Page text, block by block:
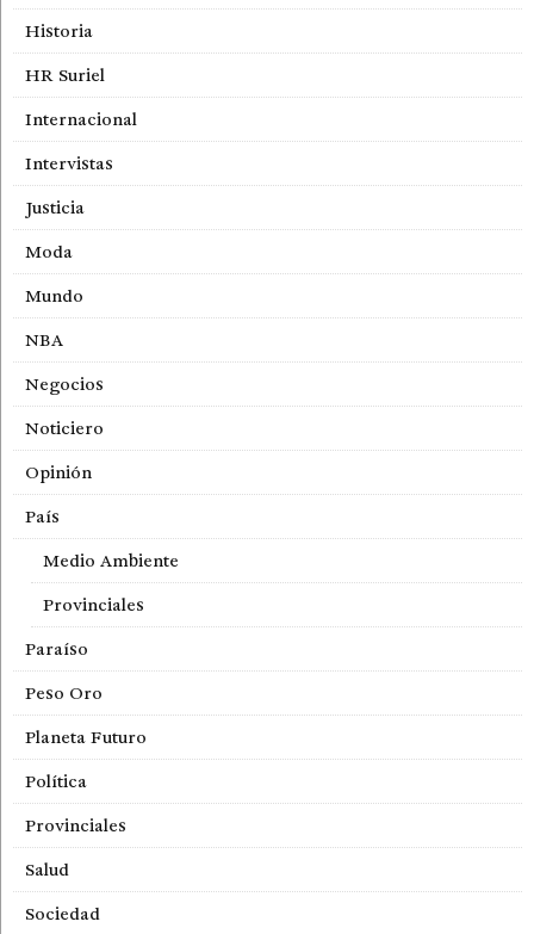
Historia
HR Suriel
Internacional
Intervistas
Justicia
Moda
Mundo
NBA
Negocios
Noticiero
Opinión
País
Medio Ambiente
Provinciales
Paraíso
Peso Oro
Planeta Futuro
Política
Provinciales
Salud
Sociedad